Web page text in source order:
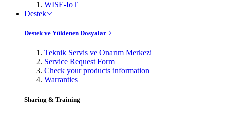
WISE-IoT
Destek
Destek ve Yüklenen Dosyalar
Teknik Servis ve Onarım Merkezi
Service Request Form
Check your products information
Warranties
Sharing & Training